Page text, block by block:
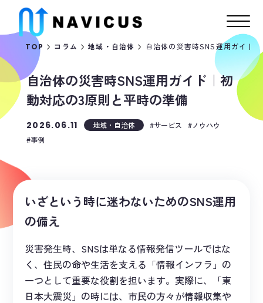
TOP コラム 地域・自治体 自治体の災害時SNS運用ガイド
自治体の災害時SNS運用ガイド｜初
動対応の3原則と平時の準備
2026.06.11 地域・自治体 サービス
ノウハウ
事例
いざという時に迷わないためのSNS運用
の備え
災害発生時、SNSは単なる情報発信ツールではな
く、住民の命や生活を支える「情報インフラ」の
一つとして重要な役割を担います。実際に、「東
日本大震災」の時には、市民の方々が情報収集や